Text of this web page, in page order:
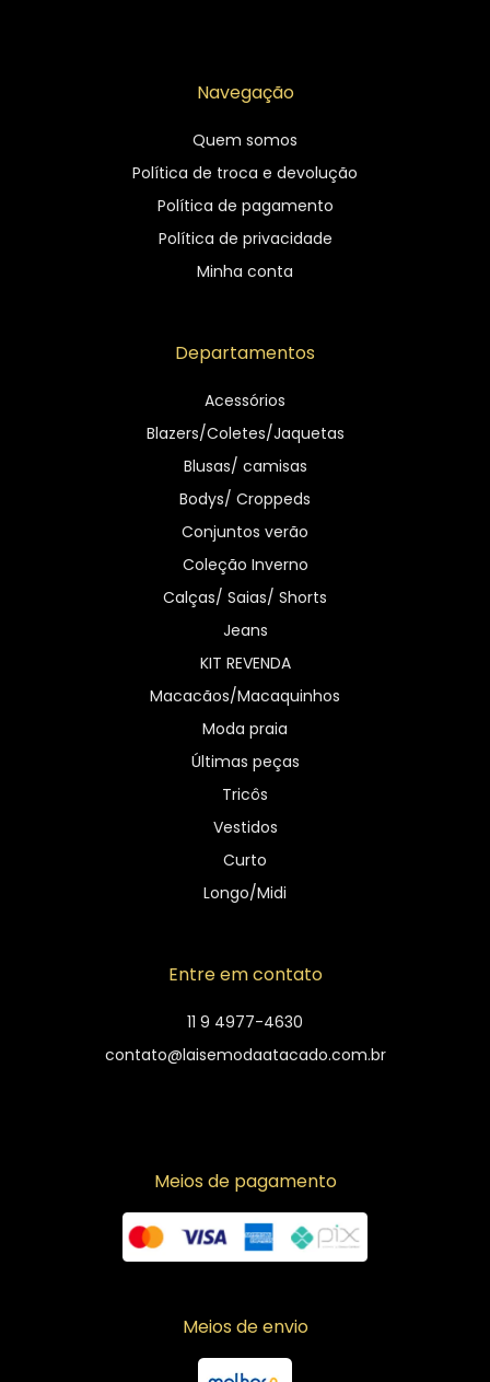
Navegação
Quem somos
Política de troca e devolução
Política de pagamento
Política de privacidade
Minha conta
Departamentos
Acessórios
Blazers/Coletes/Jaquetas
Blusas/ camisas
Bodys/ Croppeds
Conjuntos verão
Coleção Inverno
Calças/ Saias/ Shorts
Jeans
KIT REVENDA
Macacãos/Macaquinhos
Moda praia
Últimas peças
Tricôs
Vestidos
Curto
Longo/Midi
Entre em contato
11 9 4977-4630
contato@laisemodaatacado.com.br
Meios de pagamento
Meios de envio